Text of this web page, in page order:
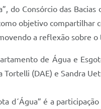
do Consórcio das
objetivo compartilhar
a reflexão sobre
de Água e
(DAE) e Sandra
d´Água” é a